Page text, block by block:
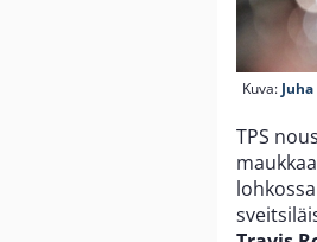
Kuva:
TPS